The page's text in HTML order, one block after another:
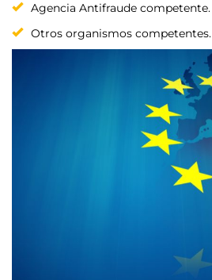
Agencia Antifraude competente.
Otros organismos competentes.